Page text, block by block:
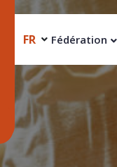
FR Fédération